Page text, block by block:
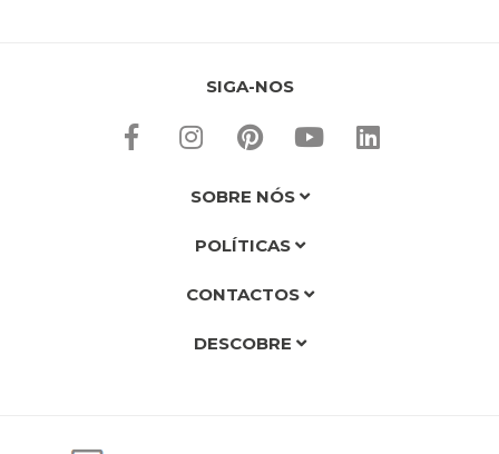
SIGA-NOS
SOBRE NÓS
POLÍTICAS
CONTACTOS
DESCOBRE